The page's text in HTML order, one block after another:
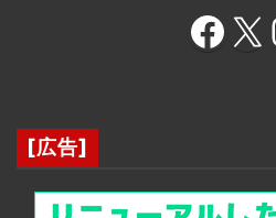
Facebook X
[広告]